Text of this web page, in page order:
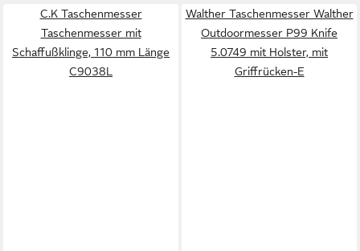
C.K Taschenmesser
Taschenmesser mit
Schaffußklinge, 110 mm Länge
C9038L
Walther Taschenmesser Walther
Outdoormesser P99 Knife
5.0749 mit Holster, mit
Griffrücken-E